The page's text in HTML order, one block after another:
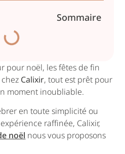
pour noël, les fêtes de fin
Calixir, tout est prêt pour
moment inoubliable.
en toute simplicité ou
raffinée, Calixir,
noël nous vous proposons
Sommaire